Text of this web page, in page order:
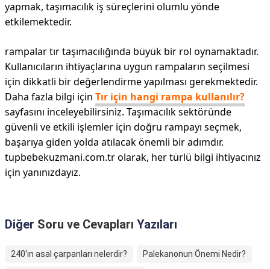
yapmak, taşımacılık iş süreçlerini olumlu yönde
etkilemektedir.
rampalar tır taşımacılığında büyük bir rol oynamaktadır.
Kullanıcıların ihtiyaçlarına uygun rampaların seçilmesi
için dikkatli bir değerlendirme yapılması gerekmektedir.
Daha fazla bilgi için Tır için hangi rampa kullanılır?
sayfasını inceleyebilirsiniz. Taşımacılık sektöründe
güvenli ve etkili işlemler için doğru rampayı seçmek,
başarıya giden yolda atılacak önemli bir adımdır.
tupbebekuzmani.com.tr olarak, her türlü bilgi ihtiyacınız
için yanınızdayız.
Diğer Soru ve Cevapları Yazıları
240'ın asal çarpanları nelerdir? Palekanonun Önemi Nedir?